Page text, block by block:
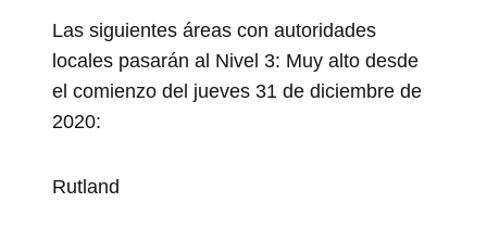
Las siguientes áreas con autoridades
locales pasarán al Nivel 3: Muy alto desde
el comienzo del jueves 31 de diciembre de
2020:
Rutland